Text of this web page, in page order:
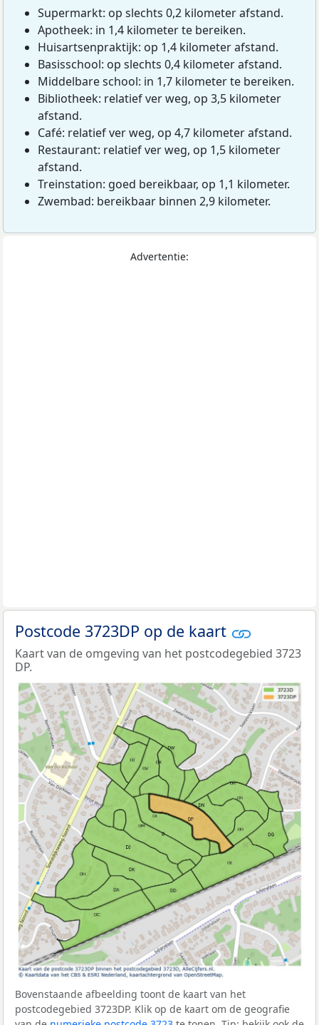
Supermarkt: op slechts 0,2 kilometer afstand.
Apotheek: in 1,4 kilometer te bereiken.
Huisartsenpraktijk: op 1,4 kilometer afstand.
Basisschool: op slechts 0,4 kilometer afstand.
Middelbare school: in 1,7 kilometer te bereiken.
Bibliotheek: relatief ver weg, op 3,5 kilometer
afstand.
Café: relatief ver weg, op 4,7 kilometer afstand.
Restaurant: relatief ver weg, op 1,5 kilometer
afstand.
Treinstation: goed bereikbaar, op 1,1 kilometer.
Zwembad: bereikbaar binnen 2,9 kilometer.
Advertentie:
Postcode 3723DP op de kaart
Kaart van de omgeving van het postcodegebied 3723
DP.
Bovenstaande afbeelding toont de kaart van het
postcodegebied 3723DP. Klik op de kaart om de geografie